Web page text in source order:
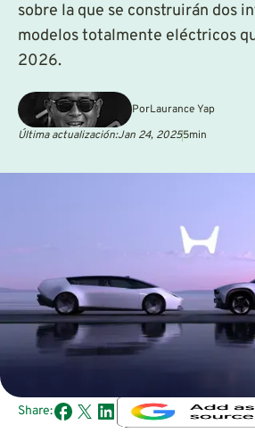
sobre la que se construirán dos
modelos totalmente eléctricos
2026.
PorLaurance Yap
Última actualización:Jan 24, 20255min
Share: